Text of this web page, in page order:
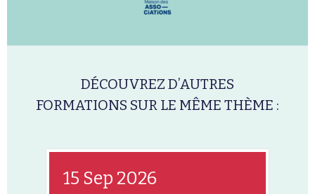
DÉCOUVREZ D’AUTRES
FORMATIONS SUR LE MÊME THÈME :
15 Sep 2026